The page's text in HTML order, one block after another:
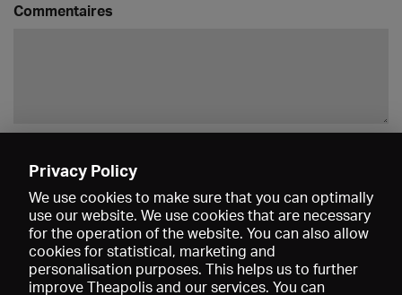
Commentaires
Privacy Policy
We use cookies to make sure that you can optimally
use our website. We use cookies that are necessary
for the operation of the website. You can also allow
cookies for statistical, marketing and
personalisation purposes. This helps us to further
improve Theapolis and our services. You can